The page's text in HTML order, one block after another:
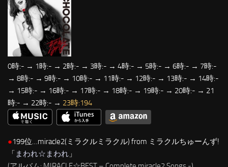
0時:- → 1時:- → 2時:- → 3時:- → 4時:- → 5時:- → 6時:- → 7時:-
→ 8時:- → 9時:- → 10時:- → 11時:- → 12時:- → 13時:- → 14時:-
→ 15時:- → 16時:- → 17時:- → 18時:- → 19時:- → 20時:- → 21
時:- → 22時:- → 23時:194
●199位…miracle2(ミラクルミラクル) from ミラクルちゅーんず!
「 まわれ☆まわれ 」